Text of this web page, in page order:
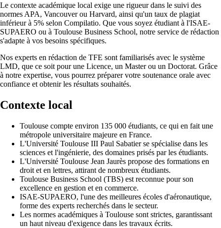
Le contexte académique local exige une rigueur dans le suivi des
normes APA, Vancouver ou Harvard, ainsi qu'un taux de plagiat
inférieur à 5% selon Compilatio. Que vous soyez étudiant à l'ISAE-
SUPAERO ou à Toulouse Business School, notre service de rédaction
s'adapte à vos besoins spécifiques.
Nos experts en rédaction de TFE sont familiarisés avec le système
LMD, que ce soit pour une Licence, un Master ou un Doctorat. Grâce
à notre expertise, vous pourrez préparer votre soutenance orale avec
confiance et obtenir les résultats souhaités.
Contexte local
Toulouse compte environ 135 000 étudiants, ce qui en fait une
métropole universitaire majeure en France.
L'Université Toulouse III Paul Sabatier se spécialise dans les
sciences et l'ingénierie, des domaines prisés par les étudiants.
L'Université Toulouse Jean Jaurès propose des formations en
droit et en lettres, attirant de nombreux étudiants.
Toulouse Business School (TBS) est reconnue pour son
excellence en gestion et en commerce.
ISAE-SUPAERO, l'une des meilleures écoles d'aéronautique,
forme des experts recherchés dans le secteur.
Les normes académiques à Toulouse sont strictes, garantissant
un haut niveau d'exigence dans les travaux écrits.